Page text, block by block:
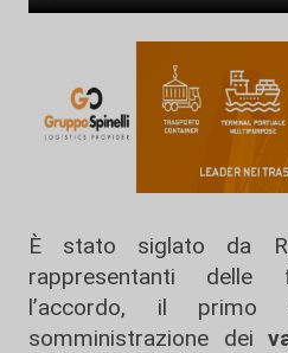
È stato siglato da
rappresentanti delle
l’accordo, il
somministrazione dei